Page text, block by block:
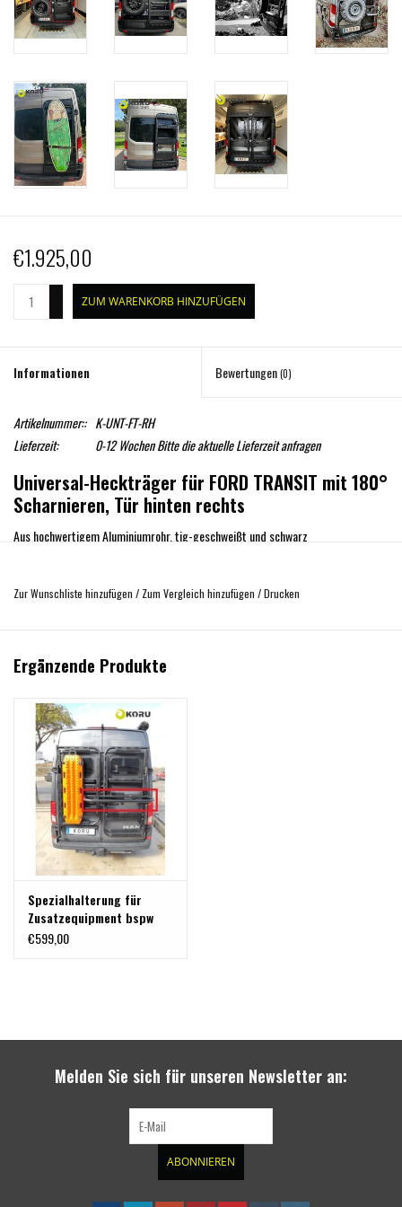
€1.925,00
ZUM WARENKORB HINZUFÜGEN
Informationen Bewertungen(0)
Artikelnummer:: K-UNT-FT-RH
Lieferzeit:
0-12 Wochen Bitte die aktuelle Lieferzeit anfragen
Universal-Heckträger für FORD TRANSIT mit 180°
Scharnieren, Tür hinten rechts
Aus hochwertigem Aluminiumrohr, tig-geschweißt und schwarz
Enthält drei abnehmbare Lochbleche, die das Öffnen des Fensters ermöglichen.
Grundrahmen
Befestigungsmaterial
Einbauanleitung
Gewicht der Zubehörhalterung: 14,6 kg.
Das auf einigen Bildern abgebilderte Zubehör (Fahrradträger, Boxen,
Fahrradschiene etc) ist nicht Bestandteil und kann separat erworben werden.
Zur Wunschliste hinzufügen / Zum Vergleich hinzufügen /Drucken
Ergänzende Produkte
Spezialhalterung für
Zusatzequipment bspw
für Fahrräder auf dem
€599,00
Melden Sie sich für unseren Newsletter an:
ABONNIEREN